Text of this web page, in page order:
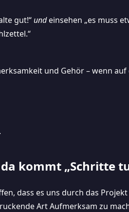
gut!“ undeinsehen „es muss
und Gehör – wenn auf
.
kommt „Schritte
dass es uns durch das
Art Aufmerksam zu